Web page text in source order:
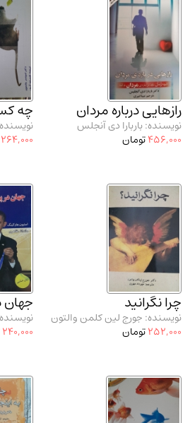
مدرسان شریف و انتشارت ارشد کتاب‌های..
دانشگاه پیامـ نور
رازهایی درباره مردان
نویسنده: باربارا دی آنجلس
456,000تومان
چه
264,000
چرا نگرانید
نویسنده: جورج لین کلمن والتون
252,000تومان
جهان
240,000